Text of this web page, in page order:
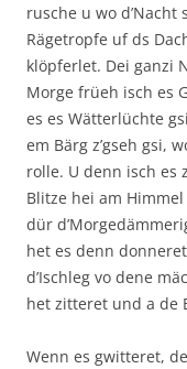
rusche u wo
Rägetropfe uf ds
klöpferlet. Dei ganzi
Morge früeh isch es
es es Wätterlüchte
em Bärg z’gseh gsi,
rolle. U denn isch es
Blitze hei am
dür
het es denn
d’Ischleg vo dene
het zitteret und a de
Wenn es gwitteret,